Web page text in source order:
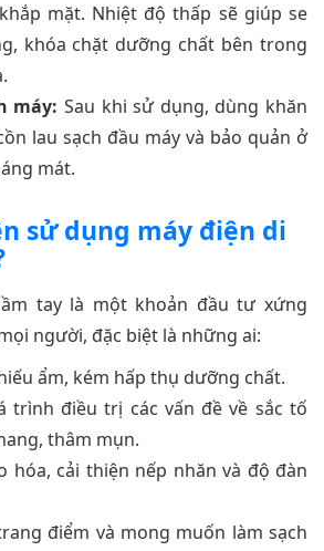
mặt. Nhiệt độ thấp sẽ giúp se
khóa chặt dưỡng chất bên trong
máy: Sau khi sử dụng, dùng khăn
lau sạch đầu máy và bảo quản ở
mát.
sử dụng máy điện di
tay là một khoản đầu tư xứng
người, đặc biệt là những ai:
ẩm, kém hấp thụ dưỡng chất.
trình điều trị các vấn đề về sắc tố
thâm mụn.
hóa, cải thiện nếp nhăn và độ đàn
điểm và mong muốn làm sạch